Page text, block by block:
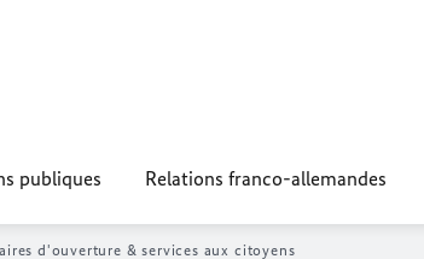
publiques Relations franco-allemandes
d'ouverture & services aux citoyens